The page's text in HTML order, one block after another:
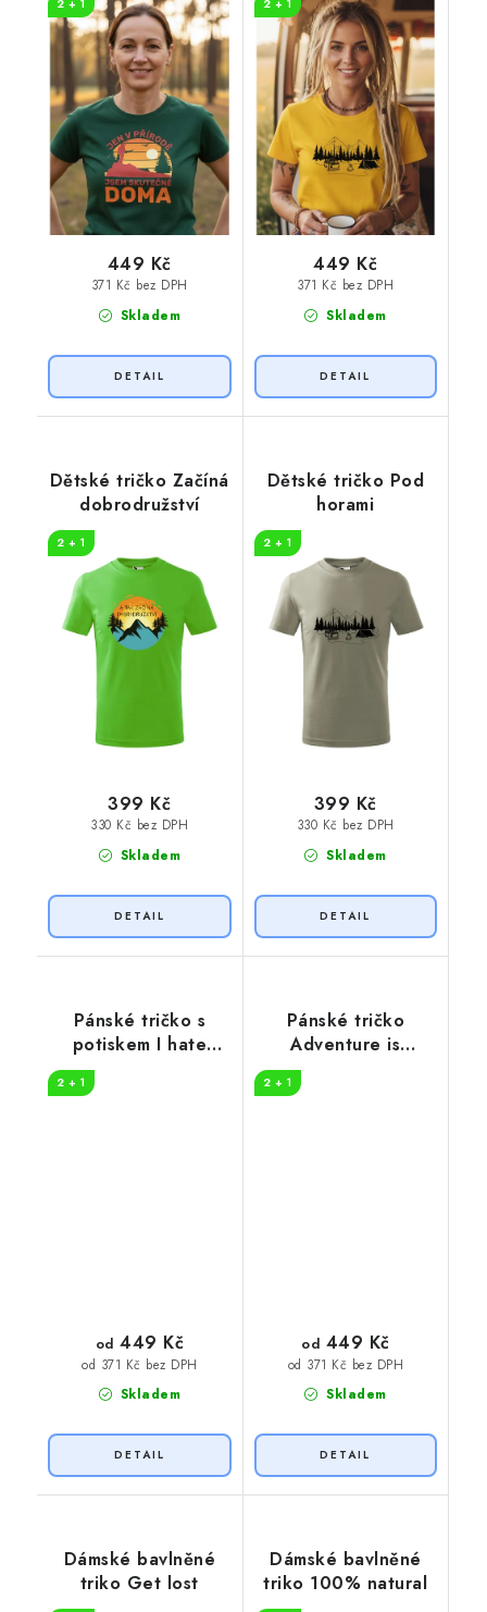
2 + 1
Skladem
371 Kč bez DPH
449 Kč
2 + 1
Skladem
371 Kč bez DPH
449 Kč
Dětské tričko Začíná
dobrodružství
2 + 1
Skladem
330 Kč bez DPH
399 Kč
Dětské tričko Pod
horami
2 + 1
Skladem
330 Kč bez DPH
399 Kč
Pánské tričko s
potiskem I hate
2 + 1
Skladem
od 371 Kč bez DPH
od 449 Kč
Pánské tričko
Adventure is
worthwhile
2 + 1
Skladem
od 371 Kč bez DPH
od 449 Kč
Dámské bavlněné
triko Get lost
Dámské bavlněné
triko 100% natural